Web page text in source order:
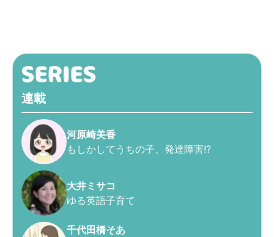
連載
河原崎美香
もしかしてうちの子、発達障害!?
大井ミサコ
ゆる英語子育て
千代田橋そあ